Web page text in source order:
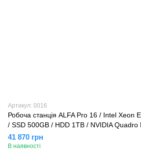
Артикул: 0016
Робоча станція ALFA Pro 16 / Intel Xeon
/ SSD 500GB / HDD 1TB / NVIDIA Quadro
41 870 грн
В наявності